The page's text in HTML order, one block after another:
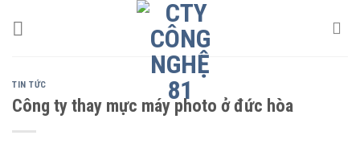
TIN TỨC
Công ty thay mực máy photo ở đức hòa